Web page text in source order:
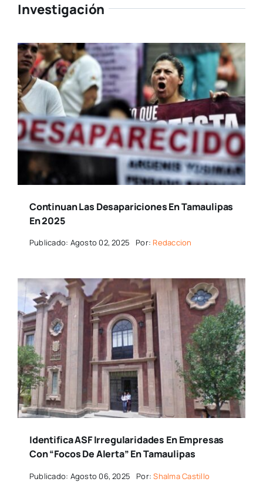
Investigación
Continuan Las Desapariciones En Tamaulipas
En 2025
Publicado: Agosto 02, 2025 Por: Redaccion
Identifica ASF Irregularidades En Empresas
Con “focos De Alerta” En Tamaulipas
Publicado: Agosto 06, 2025 Por:Shalma Castillo